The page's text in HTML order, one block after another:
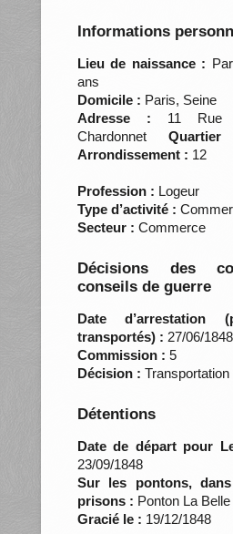
Informations
Lieu de naissance :
ans
Domicile : Paris, Seine
Adresse : 11 Rue
Chardonnet
Arrondissement : 12
Profession : Logeur
Type d’activité :
Secteur : Commerce
Décisions des
conseils de guerre
Date d’arrestation
transportés) : 27/06/1848
Commission : 5
Décision :
Détentions
Date de départ pour
23/09/1848
Sur les pontons,
prisons : Ponton La
Gracié le : 19/12/1848